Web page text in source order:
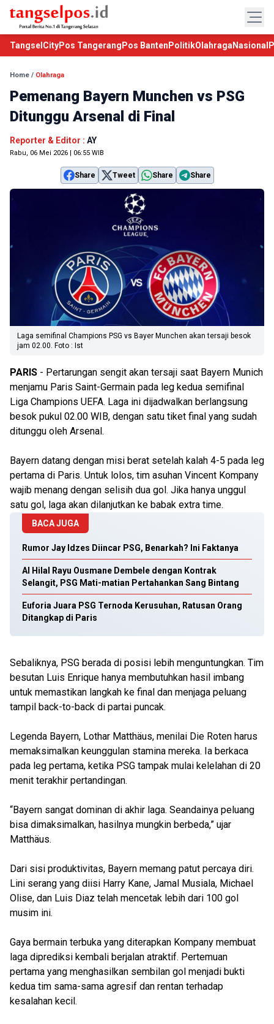
TangselCityPos Tangerang Pos Banten PolitikOlahraga Nasional
Home / Olahraga
Pemenang Bayern Munchen vs PSG
Ditunggu Arsenal di Final
Reporter & Editor : AY
Rabu, 06 Mei 2026 | 06:55 WIB
Share Tweet Share Share
Laga semifinal Champions PSG vs Bayer Munchen akan tersaji besok
jam 02.00. Foto : Ist
PARIS - Pertarungan sengit akan tersaji saat Bayern Munich
menjamu Paris Saint-Germain pada leg kedua semifinal
Liga Champions UEFA. Laga ini dijadwalkan berlangsung
besok pukul 02.00 WIB, dengan satu tiket final yang sudah
ditunggu oleh Arsenal.
Bayern datang dengan misi berat setelah kalah 4-5 pada leg
pertama di Paris. Untuk lolos, tim asuhan Vincent Kompany
wajib menang dengan selisih dua gol. Jika hanya unggul
satu gol, laga akan dilanjutkan ke babak extra time.
BACA JUGA
Rumor Jay Idzes Diincar PSG, Benarkah? Ini Faktanya
Al Hilal Rayu Ousmane Dembele dengan Kontrak
Selangit, PSG Mati-matian Pertahankan Sang Bintang
Euforia Juara PSG Ternoda Kerusuhan, Ratusan Orang
Ditangkap di Paris
Sebaliknya, PSG berada di posisi lebih menguntungkan. Tim
besutan Luis Enrique hanya membutuhkan hasil imbang
untuk memastikan langkah ke final dan menjaga peluang
tampil back-to-back di partai puncak.
Legenda Bayern, Lothar Matthäus, menilai Die Roten harus
memaksimalkan keunggulan stamina mereka. Ia berkaca
pada leg pertama, ketika PSG tampak mulai kelelahan di 20
menit terakhir pertandingan.
“Bayern sangat dominan di akhir laga. Seandainya peluang
bisa dimaksimalkan, hasilnya mungkin berbeda,” ujar
Matthäus.
Dari sisi produktivitas, Bayern memang patut percaya diri.
Lini serang yang diisi Harry Kane, Jamal Musiala, Michael
Olise, dan Luis Diaz telah mencetak lebih dari 100 gol
musim ini.
Gaya bermain terbuka yang diterapkan Kompany membuat
laga diprediksi kembali berjalan atraktif. Pertemuan
pertama yang menghasilkan sembilan gol menjadi bukti
kedua tim sama-sama agresif dan rentan terhadap
kesalahan kecil.